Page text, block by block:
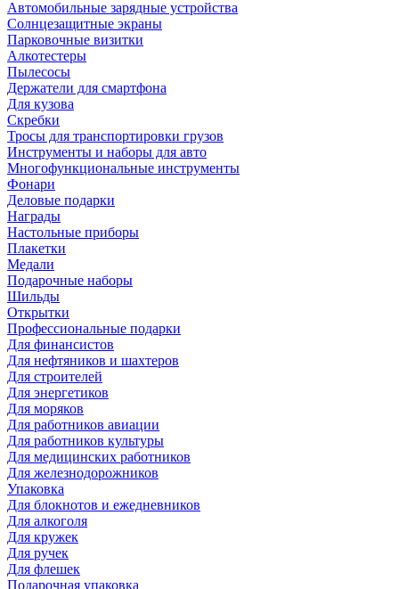
Автомобильные зарядные устройства
Солнцезащитные экраны
Парковочные визитки
Алкотестеры
Пылесосы
Держатели для смартфона
Для кузова
Скребки
Тросы для транспортировки грузов
Инструменты и наборы для авто
Многофункциональные инструменты
Фонари
Деловые подарки
Награды
Настольные приборы
Плакетки
Медали
Подарочные наборы
Шильды
Открытки
Профессиональные подарки
Для финансистов
Для нефтяников и шахтеров
Для строителей
Для энергетиков
Для моряков
Для работников авиации
Для работников культуры
Для медицинских работников
Для железнодорожников
Упаковка
Для блокнотов и ежедневников
Для алкоголя
Для кружек
Для ручек
Для флешек
Подарочная упаковка